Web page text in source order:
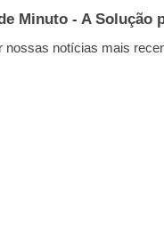
Minuto - A Solução
nossas notícias mais